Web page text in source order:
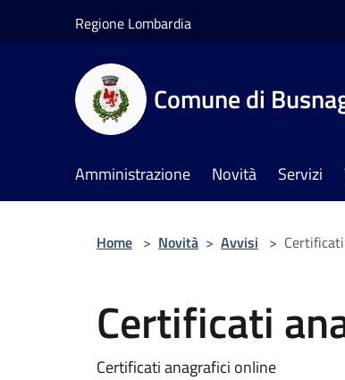
Regione Lombardia
Comune di
Amministrazione Novità Servizi
Home > Novità > Avvisi >
Certificati
Certificati anagrafici online